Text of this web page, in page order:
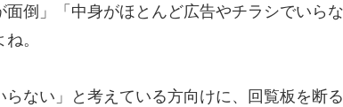
面倒」「中身がほとんど広告やチラシでいら
。
らない」と考えている方向けに、回覧板を断